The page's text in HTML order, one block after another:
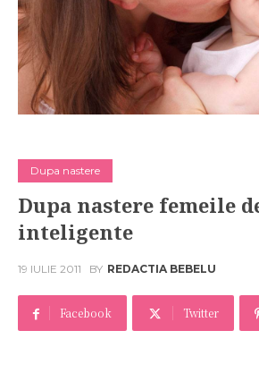
Dupa nastere
Dupa nastere femeile
inteligente
19 IULIE 2011 BY REDACTIA BEBELU
Facebook Twitter